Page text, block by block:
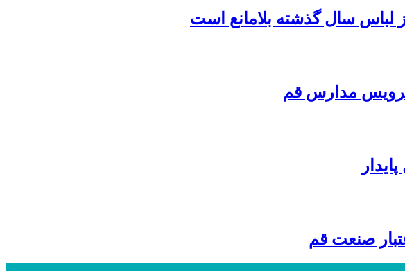
لباس سال گذشته بلامانع است
مدارس قم